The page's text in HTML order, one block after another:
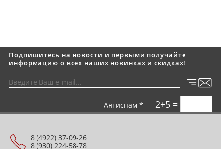
Подпишитесь на новости и первыми получайте
информацию о всех наших новинках и скидках!
Антиспам * 2+5 =
8 (4922) 37-09-26
8 (930) 224-58-78